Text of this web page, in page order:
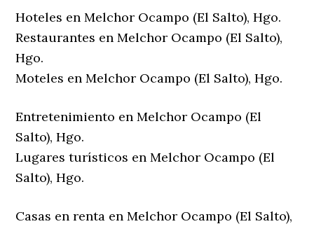
Hoteles en Melchor Ocampo (El Salto), Hgo.
Restaurantes en Melchor Ocampo (El Salto),
Hgo.
Moteles en Melchor Ocampo (El Salto), Hgo.
Entretenimiento en Melchor Ocampo (El
Salto), Hgo.
Lugares turísticos en Melchor Ocampo (El
Salto), Hgo.
Casas en renta en Melchor Ocampo (El Salto),